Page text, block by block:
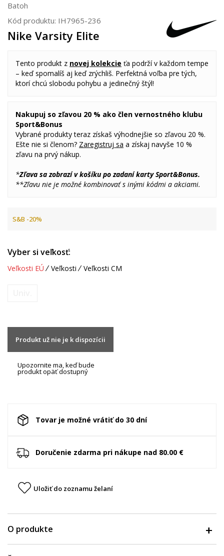
Batoh
Kód produktu: IH7965-236
Nike Varsity Elite
Tento produkt z novej kolekcie ťa podrží v každom tempe
– keď spomalíš aj keď zrýchliš. Perfektná voľba pre tých,
ktorí chcú slobodu pohybu a jedinečný štýl!
Nakupuj so zľavou 20 % ako člen vernostného klubu
Sport&Bonus
Vybrané produkty teraz získaš výhodnejšie so zľavou 20 %.
Ešte nie si členom? Zaregistruj sa a získaj navyše 10 %
zľavu na prvý nákup.
*Zľava sa zobrazí v košíku po zadaní karty Sport&Bonus.
**Zľavu nie je možné kombinovať s inými kódmi a akciami.
S&B -20%
Vyber si veľkosť:
Veľkosti EÚ Veľkosti Veľkosti CM
Produkt už nie je k dispozícii
Upozornite ma, keď bude
produkt opäť dostupný
Tovar je možné vrátiť do 30 dní
Doručenie zdarma pri nákupe nad 80.00 €
Uložiť do zoznamu želaní
O produkte